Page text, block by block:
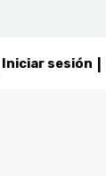
Iniciar sesión